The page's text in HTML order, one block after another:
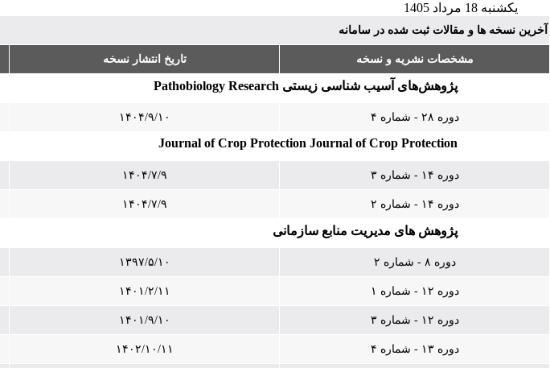
یکشنبه 18 مرداد 1405
آخرین نسخه ها و مقالات ثبت شده در سامانه
مشخصات نشریه و نسخه تاریخ انتشار نسخه
پژوهش‌های آسیب‌ شناسی زیستی Pathobiology Research
دوره ۲۸ - شماره ۴ ۱۴۰۴/۹/۱۰
Journal of Crop Protection Journal of Crop Protection
دوره ۱۴ - شماره ۳ ۱۴۰۴/۷/۹
دوره ۱۴ - شماره ۲ ۱۴۰۴/۷/۹
پژوهش های مدیریت منابع سازمانی
دوره ۸ - شماره ۲ ۱۳۹۷/۵/۱۰
دوره ۱۲ - شماره ۱ ۱۴۰۱/۲/۱۱
دوره ۱۲ - شماره ۳ ۱۴۰۱/۹/۱۰
دوره ۱۳ - شماره ۴ ۱۴۰۲/۱۰/۱۱